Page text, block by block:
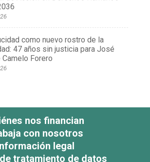
como nuevo rostro de la
47 años sin justicia para José
Forero
nos financian
con nosotros
legal
tratamiento de datos